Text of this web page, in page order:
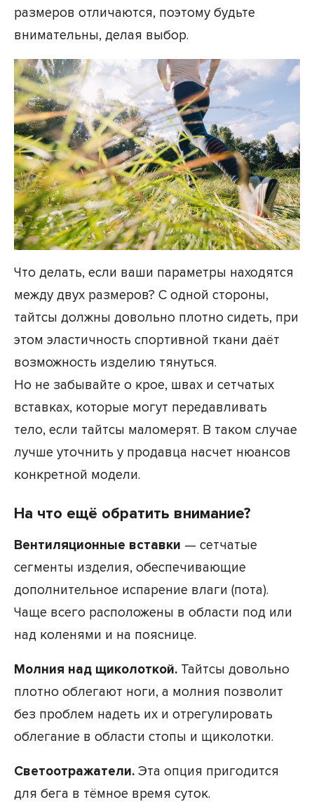
размеров отличаются, поэтому будьте
внимательны, делая выбор.
Что делать, если ваши параметры находятся
между двух размеров? С одной стороны,
тайтсы должны довольно плотно сидеть, при
этом эластичность спортивной ткани даёт
возможность изделию тянуться.
Но не забывайте о крое, швах и сетчатых
вставках, которые могут передавливать
тело, если тайтсы маломерят. В таком случае
лучше уточнить у продавца насчет нюансов
конкретной модели.
На что ещё обратить внимание?
Вентиляционные вставки — сетчатые
сегменты изделия, обеспечивающие
дополнительное испарение влаги (пота).
Чаще всего расположены в области под или
над коленями и на пояснице.
Молния над щиколоткой. Тайтсы довольно
плотно облегают ноги, а молния позволит
без проблем надеть их и отрегулировать
облегание в области стопы и щиколотки.
Светоотражатели. Эта опция пригодится
для бега в тёмное время суток.